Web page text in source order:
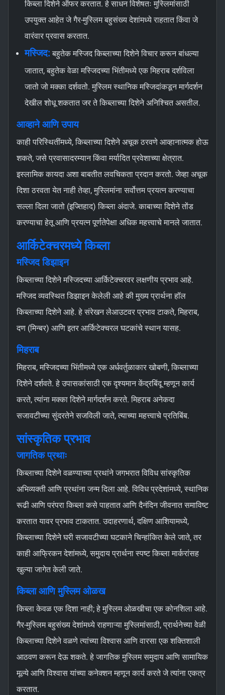
किब्ला दिशेने ऑफर करतात. हे साधन विशेषतः मुस्लिमांसाठी
उपयुक्त आहेत जे गैर-मुस्लिम बहुसंख्य देशांमध्ये राहतात किंवा जे
वारंवार प्रवास करतात.
मस्जिद:बहुतेक मस्जिद किब्लाच्या दिशेने विचार करून बांधल्या
जातात, बहुतेक वेळा मस्जिदच्या भिंतीमध्ये एक मिहराब दर्शविला
जातो जो मक्का दर्शवतो. मुस्लिम स्थानिक मस्जिदांकडून मार्गदर्शन
देखील शोधू शकतात जर ते किब्लाच्या दिशेने अनिश्चित असतील.
आव्हाने आणि उपाय
काही परिस्थितींमध्ये, किब्लाच्या दिशेने अचूक ठरवणे आव्हानात्मक होऊ
शकते, जसे प्रवासादरम्यान किंवा मर्यादित प्रवेशाच्या क्षेत्रात.
इस्लामिक कायदा अशा बाबतीत लवचिकता प्रदान करतो. जेव्हा अचूक
दिशा ठरवता येत नाही तेव्हा, मुस्लिमांना सर्वोत्तम प्रयत्न करण्याचा
सल्ला दिला जातो (इज्तिहाद) किब्ला अंदाजे. काबाच्या दिशेने तोंड
करण्याचा हेतू आणि प्रयत्न पूर्णतेपेक्षा अधिक महत्त्वाचे मानले जातात.
आर्किटेक्चरमध्ये किब्ला
मस्जिद डिझाइन
किब्लाच्या दिशेने मस्जिदच्या आर्किटेक्चरवर लक्षणीय प्रभाव आहे.
मस्जिद व्यवस्थित डिझाइन केलेली आहे की मुख्य प्रार्थना हॉल
किब्लाच्या दिशेने आहे. हे संरेखन लेआउटवर प्रभाव टाकते, मिहराब,
दण (मिन्बर) आणि इतर आर्किटेक्चरल घटकांचे स्थान यासह.
मिहराब
मिहराब, मस्जिदच्या भिंतीमध्ये एक अर्धवर्तुळाकार खोबणी, किब्लाच्या
दिशेने दर्शवते. हे उपासकांसाठी एक दृश्यमान केंद्रबिंदू म्हणून कार्य
करते, त्यांना मक्का दिशेने मार्गदर्शन करते. मिहराब अनेकदा
सजावटीच्या सुंदरतेने सजविली जाते, त्याच्या महत्त्वाचे प्रतिबिंब.
सांस्कृतिक प्रभाव
जागतिक प्रथाः
किब्लाच्या दिशेने वळण्याच्या प्रथांने जगभरात विविध सांस्कृतिक
अभिव्यक्ती आणि प्रथांना जन्म दिला आहे. विविध प्रदेशांमध्ये, स्थानिक
रूढी आणि परंपरा किब्ला कसे पाहतात आणि दैनंदिन जीवनात समाविष्ट
करतात यावर प्रभाव टाकतात. उदाहरणार्थ, दक्षिण आशियामध्ये,
किब्लाच्या दिशेने घरी सजावटीच्या घटकाने चिन्हांकित केले जाते, तर
काही आफ्रिकन देशांमध्ये, समुदाय प्रार्थना स्पष्ट किब्ला मार्करांसह
खुल्या जागेत केली जाते.
किब्ला आणि मुस्लिम ओळख
किब्ला केवळ एक दिशा नाही; हे मुस्लिम ओळखीचा एक कोनशिला आहे.
गैर-मुस्लिम बहुसंख्य देशांमध्ये राहणाऱ्या मुस्लिमांसाठी, प्रार्थनेच्या वेळी
किब्लाच्या दिशेने वळणे त्यांच्या विश्वास आणि वारसा एक शक्तिशाली
आठवण करून देऊ शकते. हे जागतिक मुस्लिम समुदाय आणि सामायिक
मूल्ये आणि विश्वास यांच्या कनेक्शन म्हणून कार्य करते जे त्यांना एकत्र
करतात.